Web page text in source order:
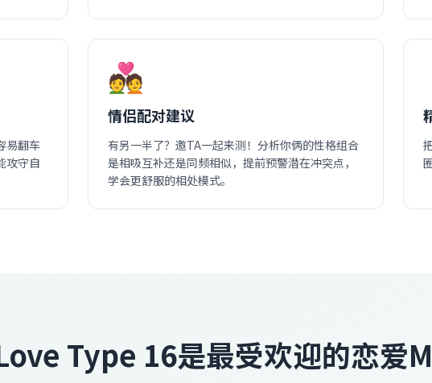
易翻车
攻守自
💑
情侣配对建议
有另一半了？邀TA一起来测！分析你俩的性格组合
是相吸互补还是同频相似，提前预警潜在冲突点，
学会更舒服的相处模式。
Type 16是最受欢迎的恋爱